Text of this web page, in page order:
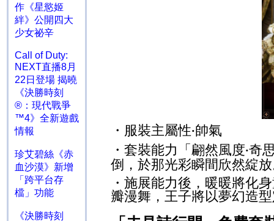
作《星慾姬
絆》公開四大
少女祕辛
Call of Duty:
NEXT直播8月
22日登場 揭曉
《決勝時刻
®：現代戰爭
™4》全新遊戲
情報
珍艾碧絲《赤
血沙漠》新增
「跨平台存
檔」功能
《決勝時刻
・服裝主屬性·帥氣
・套裝能力「翩然風度·奇
倒，於那光彩瞬間欣然綻
・施展能力後，暖暖將化
瓣漫舞，王子將以夢幻造